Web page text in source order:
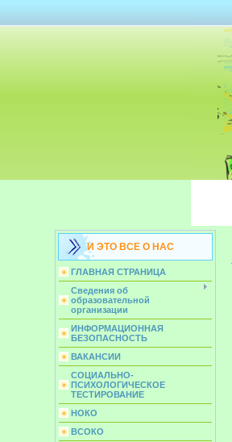
И ЭТО ВСЕ О НАС
ГЛАВНАЯ СТРАНИЦА
Сведения об
образовательной
организации
ИНФОРМАЦИОННАЯ
БЕЗОПАСНОСТЬ
ВАКАНСИИ
СОЦИАЛЬНО-
ПСИХОЛОГИЧЕСКОЕ
ТЕСТИРОВАНИЕ
НОКО
ВСОКО